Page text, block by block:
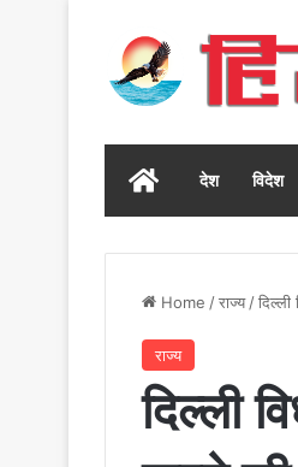
Homeदेश विदेश
Home /राज्य/
राज्य
दिल्ली